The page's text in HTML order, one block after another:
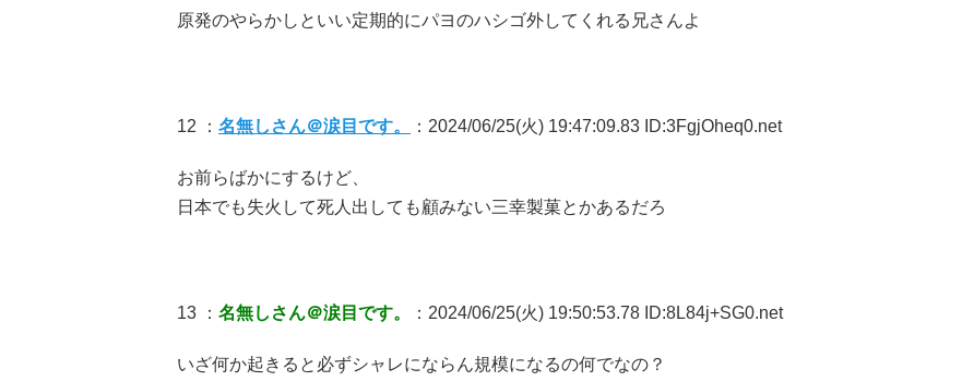
原発のやらかしといい定期的にパヨのハシゴ外してくれる兄さんよ
12 ： 名無しさん＠涙目です。 ：2024/06/25(火) 19:47:09.83 ID:3FgjOheq0.net
お前らばかにするけど、
日本でも失火して死人出しても顧みない三幸製菓とかあるだろ
13 ： 名無しさん＠涙目です。 ：2024/06/25(火) 19:50:53.78 ID:8L84j+SG0.net
いざ何か起きると必ずシャレにならん規模になるの何でなの？